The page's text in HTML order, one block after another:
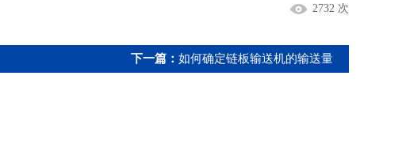
2732 次
下一篇： 如何确定链板输送机的输送量